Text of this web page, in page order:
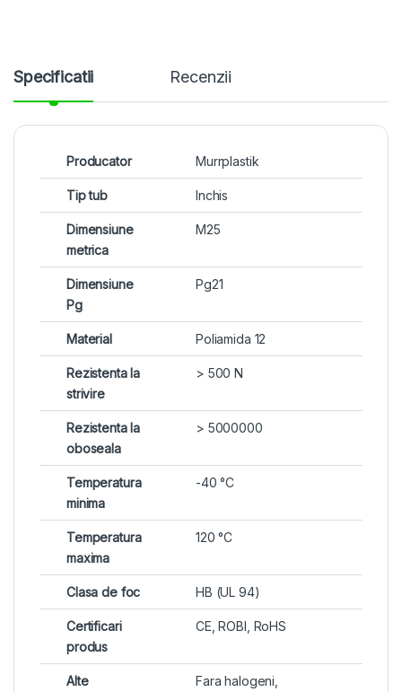
Specificatii Recenzii
Producator Murrplastik
Tip tub Inchis
Dimensiune
metrica
M25
Dimensiune
Pg
Pg21
Material Poliamida 12
Rezistenta la
strivire
> 500 N
Rezistenta la
oboseala
> 5000000
Temperatura
minima
-40 °C
Temperatura
maxima
120 °C
Clasa de foc HB (UL 94)
Certificari
produs
CE, ROBI, RoHS
Alte
Fara halogeni,